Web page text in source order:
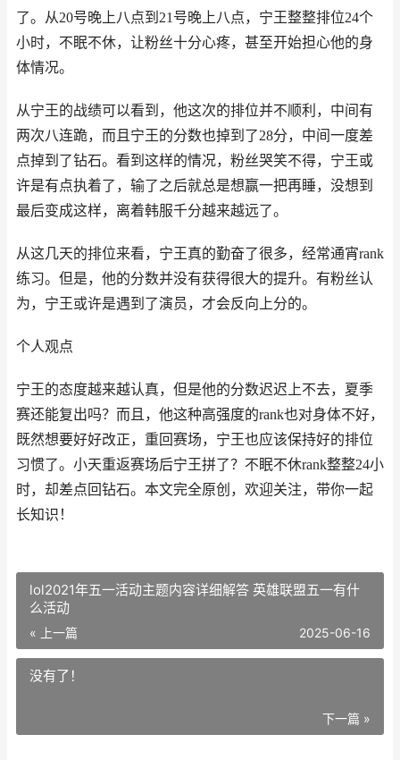
了。从20号晚上八点到21号晚上八点，宁王整整排位24个
小时，不眠不休，让粉丝十分心疼，甚至开始担心他的身
体情况。
从宁王的战绩可以看到，他这次的排位并不顺利，中间有
两次八连跪，而且宁王的分数也掉到了28分，中间一度差
点掉到了钻石。看到这样的情况，粉丝哭笑不得，宁王或
许是有点执着了，输了之后就总是想赢一把再睡，没想到
最后变成这样，离着韩服千分越来越远了。
从这几天的排位来看，宁王真的勤奋了很多，经常通宵rank
练习。但是，他的分数并没有获得很大的提升。有粉丝认
为，宁王或许是遇到了演员，才会反向上分的。
个人观点
宁王的态度越来越认真，但是他的分数迟迟上不去，夏季
赛还能复出吗？而且，他这种高强度的rank也对身体不好，
既然想要好好改正，重回赛场，宁王也应该保持好的排位
习惯了。小天重返赛场后宁王拼了？不眠不休rank整整24小
时，却差点回钻石。本文完全原创，欢迎关注，带你一起
长知识！
lol2021年五一活动主题内容详细解答 英雄联盟五一有什
么活动
« 上一篇 2025-06-16
没有了！
下一篇 »